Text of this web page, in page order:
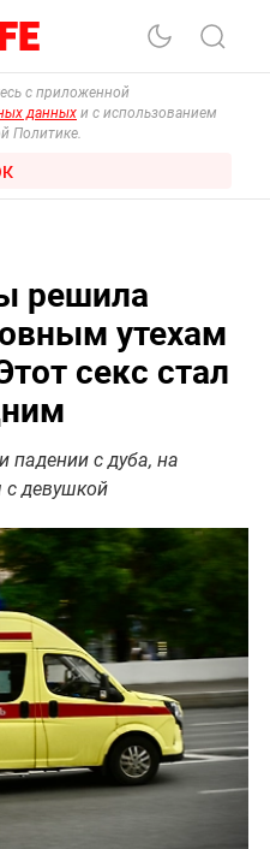
с приложенной
данных и с использованием
Политике.
решила
утехам
секс стал
падении с дуба, на
с девушкой